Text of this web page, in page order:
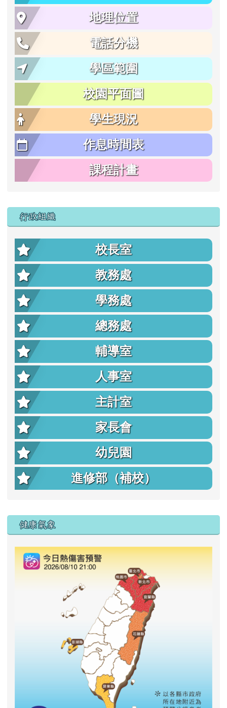
地理位置
電話分機
學區範圍
校園平面圖
學生現況
作息時間表
課程計畫
行政組織
校長室
教務處
學務處
總務處
輔導室
人事室
主計室
家長會
幼兒園
進修部（補校）
右邊區域內容
健康氣象